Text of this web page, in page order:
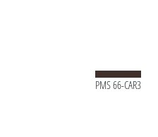
PMS 66-CAR3